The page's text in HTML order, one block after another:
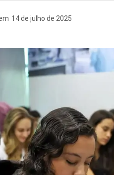
14 de julho de 2025